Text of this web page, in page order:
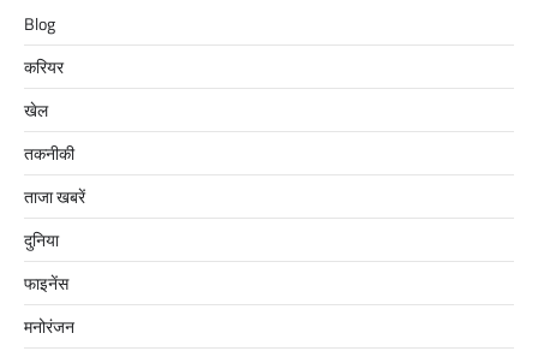
Blog
करियर
खेल
तकनीकी
ताजा खबरें
दुनिया
फाइनेंस
मनोरंजन